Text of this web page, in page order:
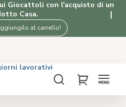
Giocattoli con l'acquisto di un
Casa.
al carrello!
i €50. Acquista ora!
amano i nostri prodotti
lavorativi
giorni
Cerca
My Cart